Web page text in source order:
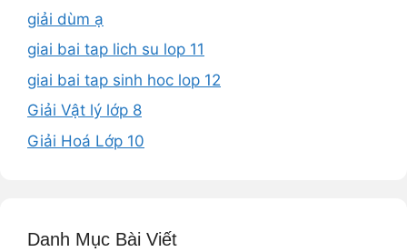
giải dùm ạ
giai bai tap lich su lop 11
giai bai tap sinh hoc lop 12
Giải Vật lý lớp 8
Giải Hoá Lớp 10
Danh Mục Bài Viết